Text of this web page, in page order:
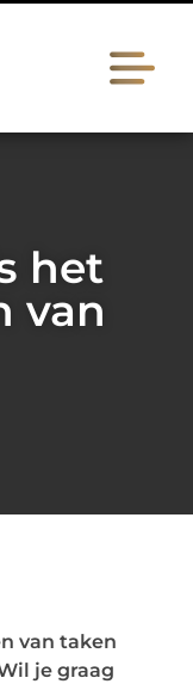
het
van
van taken
je graag